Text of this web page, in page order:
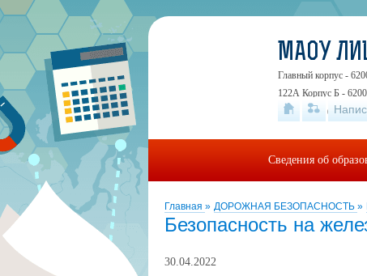
Главная » ДОРОЖНАЯ БЕЗОПАСНОСТЬ »
Безопасность на
30.04.2022
МАОУ
Главный корпус -
122А Корпус Б -
19А
+7 (343)
Сведения об